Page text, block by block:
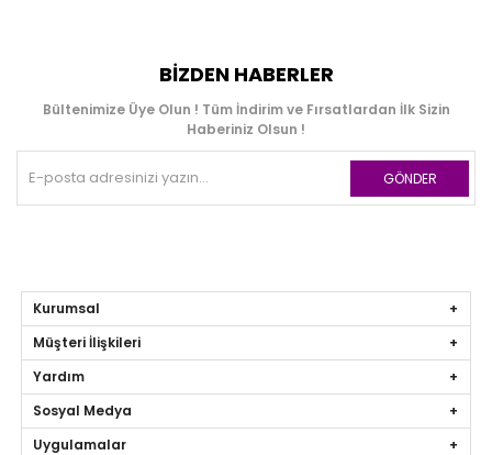
BIZDEN HABERLER
Bültenimize Üye Olun ! Tüm İndirim ve Fırsatlardan İlk Sizin
Haberiniz Olsun !
GÖNDER
Kurumsal
Müşteri İlişkileri
Yardım
Sosyal Medya
Uygulamalar